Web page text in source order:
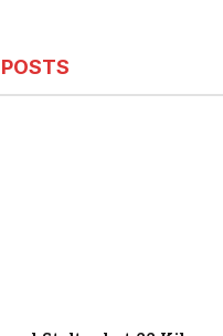
POSTS